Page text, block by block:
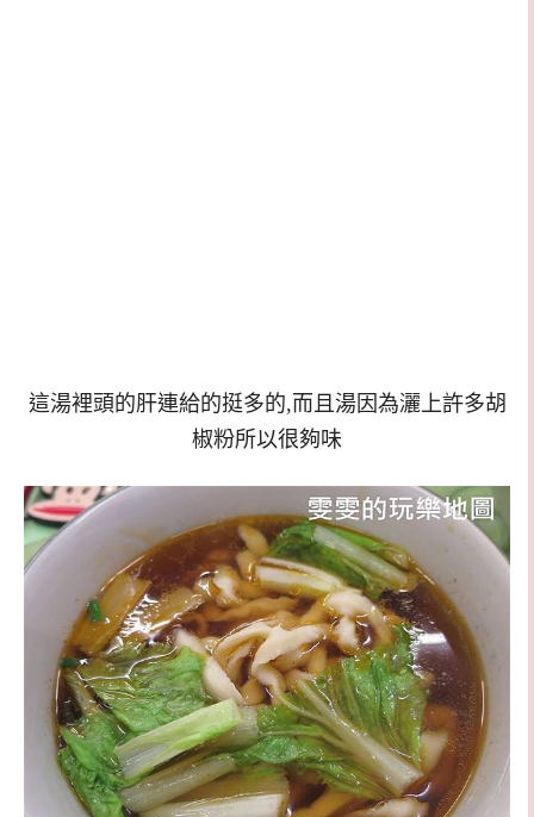
這湯裡頭的肝連給的挺多的,而且湯因為灑上許多胡
椒粉所以很夠味